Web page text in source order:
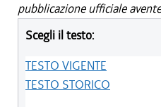
pubblicazione ufficiale
Scegli il testo:
TESTO VIGENTE
TESTO STORICO